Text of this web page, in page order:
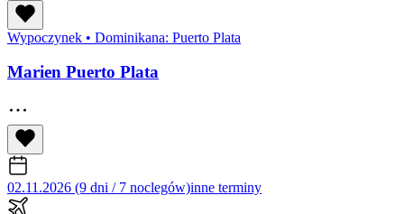
Wypoczynek • Dominikana: Puerto Plata
Marien Puerto Plata
02.11.2026 (9 dni / 7 noclegów)inne terminy